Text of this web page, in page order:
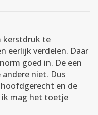
kerstdruk te
eerlijk verdelen. Daar
goed in. De een
niet. Dus
en de
ik mag het toetje